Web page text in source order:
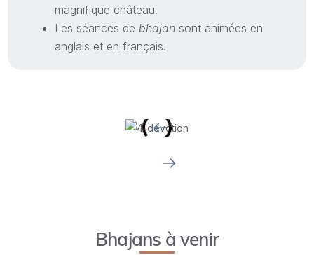
magnifique château.
Les séances de bhajan sont animées en
anglais et en français.
Bhajans à venir